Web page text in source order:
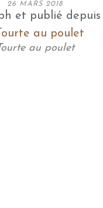
26 MARS 2018
et publié
au poulet